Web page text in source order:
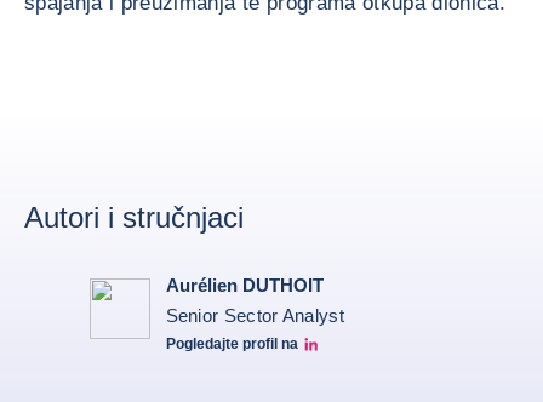
Autori i stručnjaci
Aurélien DUTHOIT
Senior Sector Analyst
Pogledajte profil na
Aurélien Duthoit Linkedin profile